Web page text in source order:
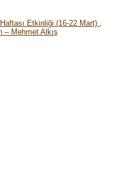
Etkinliği (16-22 Mart) ,
– Mehmet Alkış